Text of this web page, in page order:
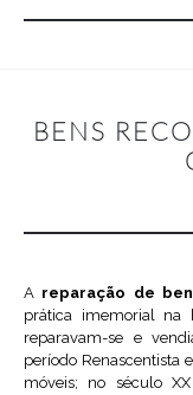
BENS
A reparação de
prática imemorial na
reparavam-se e
período Renascentista
móveis; no século